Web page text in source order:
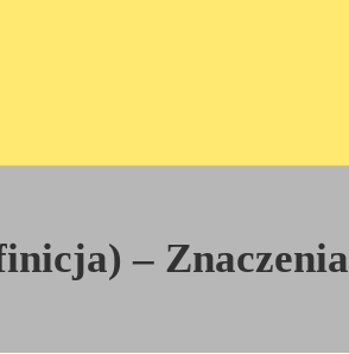
– Znaczenia